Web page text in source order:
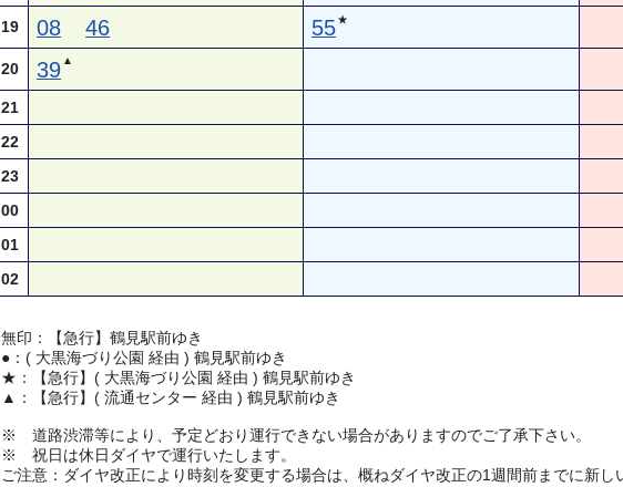
19 08 46 55★
20 39 ▲
21
22
23
00
01
02
無印：【急行】鶴見駅前ゆき
●：( 大黒海づり公園 経由 ) 鶴見駅前ゆき
★：【急行】( 大黒海づり公園 経由 ) 鶴見駅前ゆき
▲：【急行】( 流通センター 経由 ) 鶴見駅前ゆき
※ 道路渋滞等により、予定どおり運行できない場合がありますのでご了承下さい。
※ 祝日は休日ダイヤで運行いたします。
ご注意：ダイヤ改正により時刻を変更する場合は、概ねダイヤ改正の1週間前までに新し